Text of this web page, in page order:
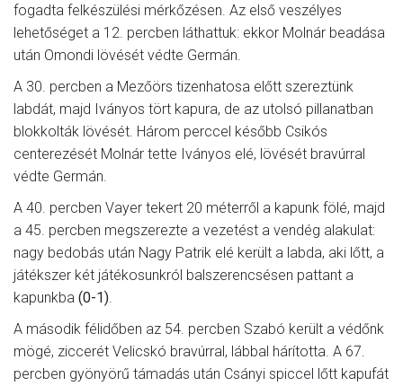
fogadta felkészülési mérkőzésen. Az első veszélyes
lehetőséget a 12. percben láthattuk: ekkor Molnár beadása
után Omondi lövését védte Germán.
A 30. percben a Mezőörs tizenhatosa előtt szereztünk
labdát, majd Iványos tört kapura, de az utolsó pillanatban
blokkolták lövését. Három perccel később Csikós
centerezését Molnár tette Iványos elé, lövését bravúrral
védte Germán.
A 40. percben Vayer tekert 20 méterről a kapunk fölé, majd
a 45. percben megszerezte a vezetést a vendég alakulat:
nagy bedobás után Nagy Patrik elé került a labda, aki lőtt, a
játékszer két játékosunkról balszerencsésen pattant a
kapunkba (0-1).
A második félidőben az 54. percben Szabó került a védőnk
mögé, ziccerét Velicskó bravúrral, lábbal hárította. A 67.
percben gyönyörű támadás után Csányi spiccel lőtt kapufát